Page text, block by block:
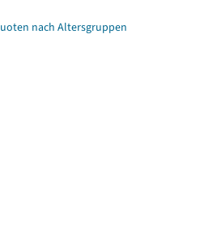
nach Altersgruppen